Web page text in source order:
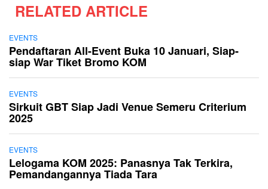
RELATED ARTICLE
EVENTS
Pendaftaran All-Event Buka 10 Januari, Siap-
siap War Tiket Bromo KOM
EVENTS
Sirkuit GBT Siap Jadi Venue Semeru Criterium
2025
EVENTS
Lelogama KOM 2025: Panasnya Tak Terkira,
Pemandangannya Tiada Tara